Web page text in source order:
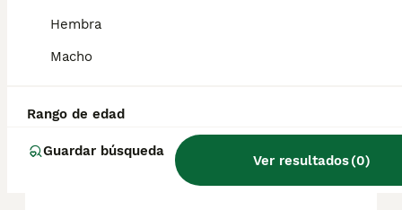
Hembra
Macho
Rango de edad
Guardar búsqueda
Ver resultados(0)
criadores responsables que garanticen la
Informarse bien y comparar opciones antes
¿Cuánto cuesta un gato